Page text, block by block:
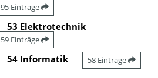
95 Einträge
53 Elektrotechnik
59 Einträge
54 Informatik 58 Einträge